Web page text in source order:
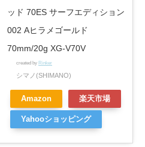
ッド 70ES サーフエディション
002 Aヒラメゴールド
70mm/20g XG-V70V
created by Rinker
シマノ(SHIMANO)
Amazon 楽天市場
Yahooショッピング